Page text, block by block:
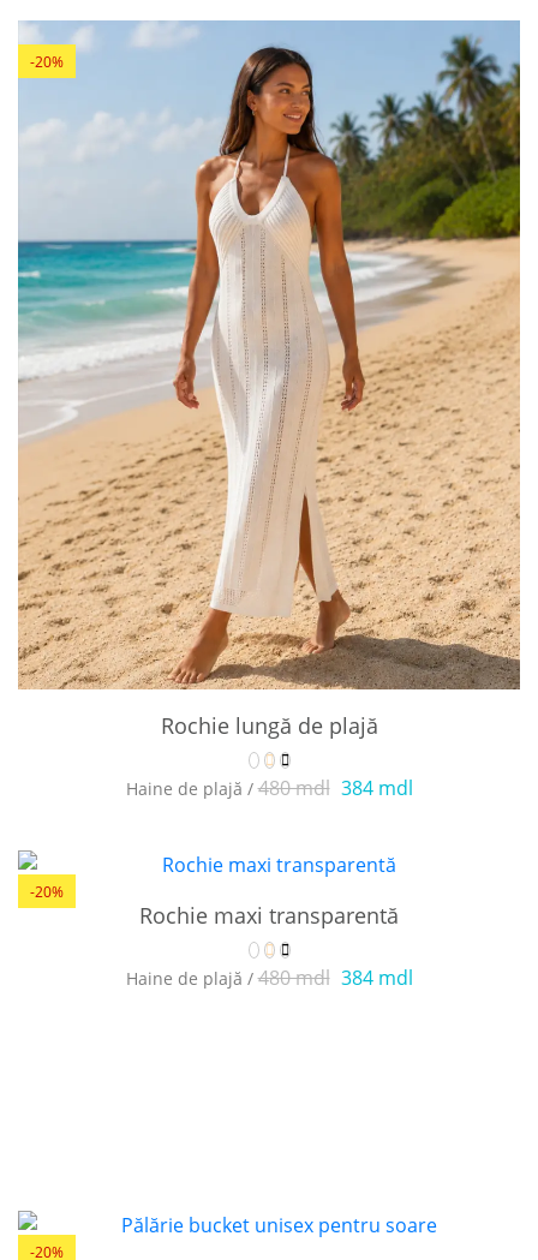
-20%
Rochie lungă de plajă
Haine de plajă /480 mdl 384 mdl
-20%
Rochie maxi transparentă
Haine de plajă /480 mdl 384 mdl
-20%